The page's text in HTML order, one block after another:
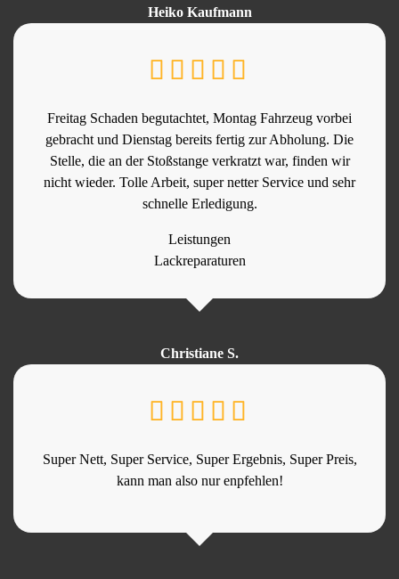
Heiko Kaufmann
Freitag Schaden begutachtet, Montag Fahrzeug vorbei
gebracht und Dienstag bereits fertig zur Abholung. Die
Stelle, die an der Stoßstange verkratzt war, finden wir
nicht wieder. Tolle Arbeit, super netter Service und sehr
schnelle Erledigung.
Leistungen
Lackreparaturen
Christiane S.
Super Nett, Super Service, Super Ergebnis, Super Preis,
kann man also nur enpfehlen!